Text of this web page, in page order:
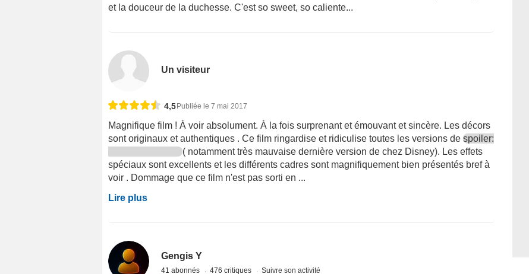
et la douceur de la duchesse. C'est so sweet, so caliente...
Un visiteur
4,5Publiée le 7 mai 2017
Magnifique film ! À voir absolument. À la fois surprenant et émouvant et sincère. Les décors
sont originaux et authentiques . Ce film ringardise et ridiculise toutes les versions de spoiler:
( notamment très mauvaise dernière version de chez Disney). Les effets
spéciaux sont excellents et les différents cadres sont magnifiquement bien présentés bref à
voir . Dommage que ce film n'est pas sorti en ...
Lire plus
Gengis Y
41 abonnés 476 critiques Suivre son activité